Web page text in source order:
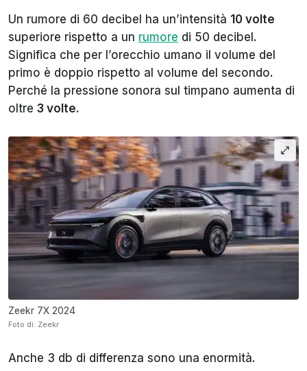
Un rumore di 60 decibel ha un’intensità 10 volte
superiore rispetto a un rumore di 50 decibel.
Significa che per l’orecchio umano il volume del
primo è doppio rispetto al volume del secondo.
Perché la pressione sonora sul timpano aumenta di
oltre 3 volte.
Zeekr 7X 2024
Foto di: Zeekr
Anche 3 db di differenza sono una enormità.